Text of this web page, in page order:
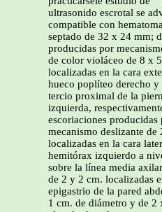
ultrasonido escrotal se
compatible con
septado de 32 x 24 mm;
producidas por
de color violáceo de 8 x
localizadas en la cara
hueco poplíteo derecho y
tercio proximal de la
izquierda,
escoriaciones producidas
mecanismo deslizante de
localizadas en la cara
hemitórax izquierdo a
sobre la línea media
de 2 y 2 cm. localizadas
epigastrio de la pared
1 cm. de diámetro y de 2